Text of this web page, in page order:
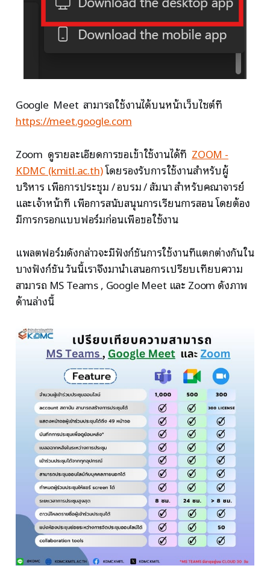
Google Meet สามารถใช้งานได้บนหน้าเว็บไซต์ที่
https://meet.google.com
Zoom ดูรายละเอียดการขอเข้าใช้งานได้ที่ ZOOM -
KDMC (kmitl.ac.th)โดยรองรับการใช้งานสำหรับผู้
บริหาร เพื่อการประชุม / อบรม / สัมนา สำหรับคณาจารย์
และเจ้าหน้าที่ เพื่อการสนับสนุนการเรียนการสอน โดยต้อง
มีการกรอกแบบฟอร์มก่อนเพื่อขอใช้งาน
แพลตฟอร์มดังกล่าวจะมีฟังก์ชันการใช้งานที่แตกต่างกันใน
บางฟังก์ชัน วันนี้เราจึงมานำเสนอการเปรียบเทียบความ
สามารถ MS Teams , Google Meet และ Zoom ดังภาพ
ด้านล่างนี้